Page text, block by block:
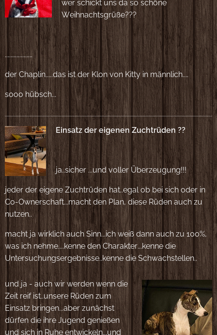
wer schickt uns da so schöne
Weihnachtsgrüße???
...................
der Chaplin.....das ist der Klon von Kitty in männlich....
sooo hübsch...❤️
Einsatz der eigenen Zuchtrüden ??
ja..sicher ...und voller Überzeugung!!!
jeder der eigene Zuchtrüden hat..egal ob bei sich oder in
Co-Ownerschaft...macht den Plan, diese Rüden auch zu
nutzen..
macht ja wirklich auch Sinn...ich weiß dann auch zu 100%,
was ich nehme....kenne den Charakter...kenne die
Untersuchungsergebnisse..kenne die Schwachstellen..
und ja - auch wir werden wenn die
Zeit reif ist..unsere Rüden zum
Einsatz bringen...aber zunächst
dürfen die ihre Jugend genießen
und sich in Ruhe entwickeln...und